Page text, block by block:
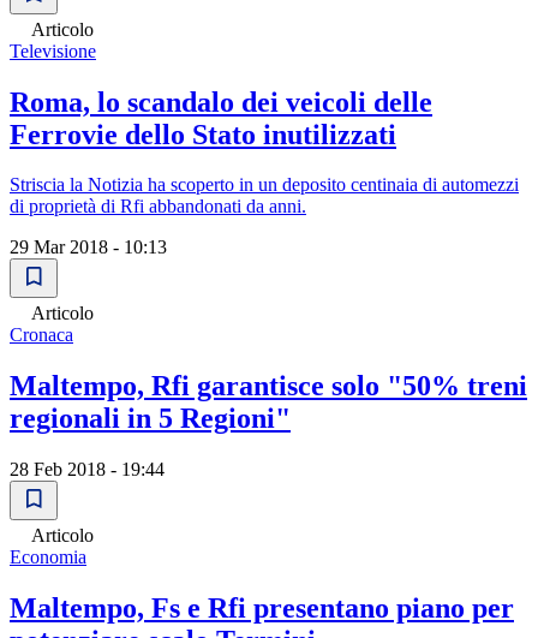
Articolo
Televisione
Roma, lo scandalo dei veicoli delle
Ferrovie dello Stato inutilizzati
Striscia la Notizia ha scoperto in un deposito centinaia di automezzi
di proprietà di Rfi abbandonati da anni.
29 Mar 2018 - 10:13
Articolo
Cronaca
Maltempo, Rfi garantisce solo "50% treni
regionali in 5 Regioni"
28 Feb 2018 - 19:44
Articolo
Economia
Maltempo, Fs e Rfi presentano piano per